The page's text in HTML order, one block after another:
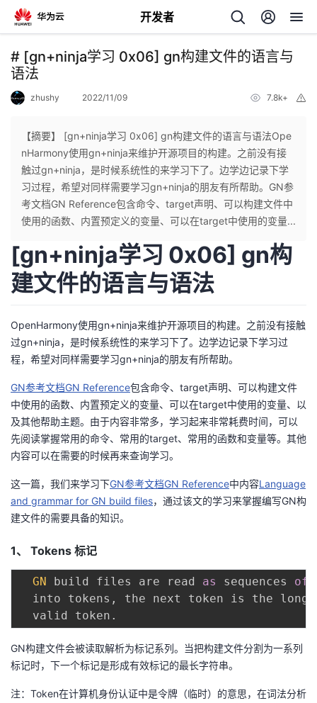
开发者
返
回
个
人
页
我
开
者
的
博
客
我
的
论
坛
我
的
圈
子
我
的
直
播
我
的
活
动
我
的
关
注
开
发
的
Programs
我
# [gn+ninja学习 0x06] gn构建文件的语言与
语法
zhushy 2022/11/09 7.8k+
【摘要】 [gn+ninja学习 0x06] gn构建文件的语言与语法Ope
nHarmony使用gn+ninja来维护开源项目的构建。之前没有接
触过gn+ninja，是时候系统性的来学习下了。边学边记录下学
习过程，希望对同样需要学习gn+ninja的朋友有所帮助。GN参
考文档GN Reference包含命令、target声明、可以构建文件中
使用的函数、内置预定义的变量、可以在target中使用的变量...
[gn+ninja学习 0x06] gn构
建文件的语言与语法
OpenHarmony使用gn+ninja来维护开源项目的构建。之前没有接触
过gn+ninja，是时候系统性的来学习下了。边学边记录下学习过
程，希望对同样需要学习gn+ninja的朋友有所帮助。
GN参考文档GN Reference包含命令、target声明、可以构建文件
中使用的函数、内置预定义的变量、可以在target中使用的变量、以
及其他帮助主题。由于内容非常多，学习起来非常耗费时间，可以
先阅读掌握常用的命令、常用的target、常用的函数和变量等。其他
内容可以在需要的时候再来查询学习。
这一篇，我们来学习下GN参考文档GN Reference中内容Language
and grammar for GN build files，通过该文的学习来掌握编写GN构
建文件的需要具备的知识。
1、 Tokens 标记
GN build files are read as sequences of
  into tokens
,
the next token is the
  valid token
.
GN构建文件会被读取解析为标记系列。当把构建文件分割为一系列
标记时，下一个标记是形成有效标记的最长字符串。
注：Token在计算机身份认证中是令牌（临时）的意思，在词法分析